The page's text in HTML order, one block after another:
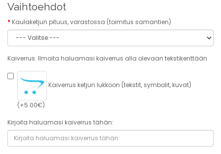
Vaihtoehdot
Kaulaketjun pituus, varastossa (toimitus samantien)
Kaiverrus. Ilmoita haluamasi kaiverrus alla olevaan tekstikenttään.
Kaiverrus ketjun lukkoon (tekstit, symbolit, kuvat)
(+5.00€)
Kirjoita haluamasi kaiverrus tähän: